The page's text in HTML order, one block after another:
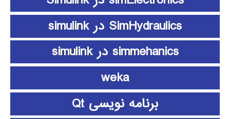
SimHydraulics در simulink
simmehanics در simulink
weka
برنامه نویسی Qt